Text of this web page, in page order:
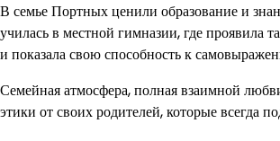
В семье Портных ценили образование и
училась в местной гимназии, где проявила
и показала свою способность к
Семейная атмосфера, полная взаимной
этики от своих родителей, которые всегда